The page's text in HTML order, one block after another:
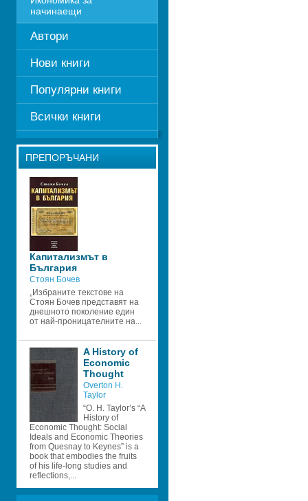
начинаещи
Автори
Нови книги
Популярни книги
Всички книги
ПРЕПОРЪЧАНИ
Капитализмът в
България
Стоян Бочев
„Избраните текстове на
Стоян Бочев представят на
днешното поколение един
от най-проницателните на...
A History of
Economic
Thought
Overton H.
Taylor
“O. H. Taylor’s “A
History of
Economic Thought: Social
Ideals and Economic Theories
from Quesnay to Keynes” is a
book that embodies the fruits
of his life-long studies and
reflections,...